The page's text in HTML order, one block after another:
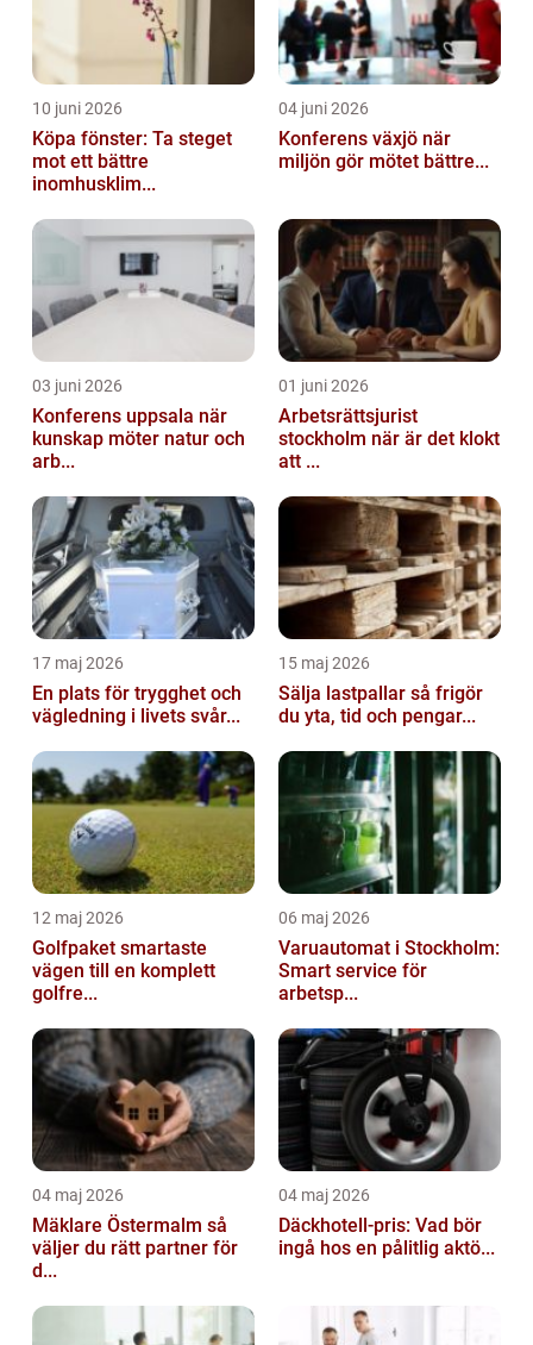
10 juni 2026
Köpa fönster: Ta steget
mot ett bättre
inomhusklim...
04 juni 2026
Konferens växjö när
miljön gör mötet bättre...
03 juni 2026
Konferens uppsala när
kunskap möter natur och
arb...
01 juni 2026
Arbetsrättsjurist
stockholm när är det klokt
att ...
17 maj 2026
En plats för trygghet och
vägledning i livets svår...
15 maj 2026
Sälja lastpallar så frigör
du yta, tid och pengar...
12 maj 2026
Golfpaket smartaste
vägen till en komplett
golfre...
06 maj 2026
Varuautomat i Stockholm:
Smart service för
arbetsp...
04 maj 2026
Mäklare Östermalm så
väljer du rätt partner för
d...
04 maj 2026
Däckhotell-pris: Vad bör
ingå hos en pålitlig aktö...